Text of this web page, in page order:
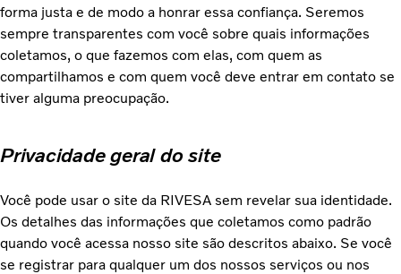
forma justa e de modo a honrar essa confiança. Seremos
sempre transparentes com você sobre quais informações
coletamos, o que fazemos com elas, com quem as
compartilhamos e com quem você deve entrar em contato se
tiver alguma preocupação.
Privacidade geral do site
Você pode usar o site da RIVESA sem revelar sua identidade.
Os detalhes das informações que coletamos como padrão
quando você acessa nosso site são descritos abaixo. Se você
se registrar para qualquer um dos nossos serviços ou nos